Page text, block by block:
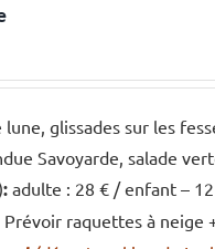
glissades sur les
Savoyarde, salade
: adulte : 28 € / enfant –
raquettes à